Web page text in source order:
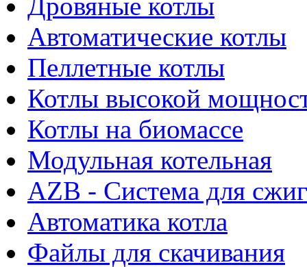
Дровяные котлы
Автоматические котлы
Пеллетные котлы
Котлы высокой
Котлы на биомассе
Модульная котельная
AZB - Система для
Автоматика котла
Файлы для скачивания